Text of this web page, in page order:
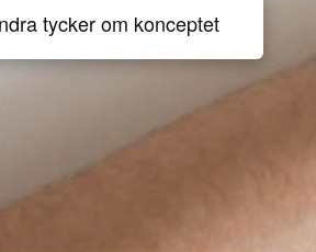
tycker om konceptet